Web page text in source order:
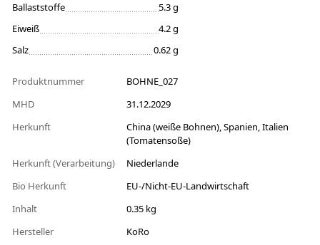
Ballaststoffe
5.3 g
Eiweiß
4.2 g
Salz
0.62 g
Produktnummer
BOHNE_027
MHD
31.12.2029
Herkunft
China (weiße Bohnen), Spanien, Italien
(Tomatensoße)
Herkunft (Verarbeitung)
Niederlande
Bio Herkunft
EU-/Nicht-EU-Landwirtschaft
Inhalt
0.35 kg
Hersteller
KoRo